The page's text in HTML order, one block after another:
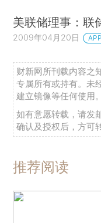
美联储理事：联
2009年04月20日
财新网所刊载内容之
专属所有或持有。未
建立镜像等任何使用。
如有意愿转载，请发
确认及授权后，方可
推荐阅读